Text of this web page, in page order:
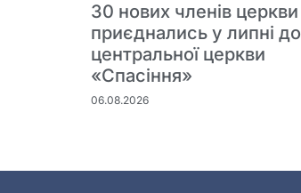
30 нових членів церкви
приєднались у липні до
центральної церкви
«Спасіння»
06.08.2026